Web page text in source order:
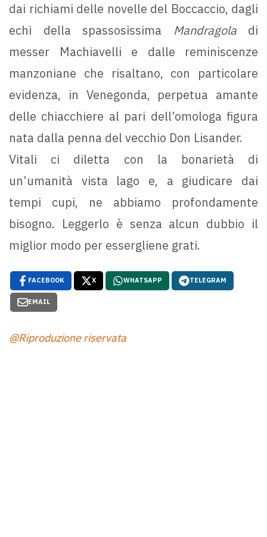
dai richiami delle novelle del Boccaccio, dagli
echi della spassosissima Mandragola di
messer Machiavelli e dalle reminiscenze
manzoniane che risaltano, con particolare
evidenza, in Venegonda, perpetua amante
delle chiacchiere al pari dell’omologa figura
nata dalla penna del vecchio Don Lisander.
Vitali ci diletta con la bonarietà di
un’umanità vista lago e, a giudicare dai
tempi cupi, ne abbiamo profondamente
bisogno. Leggerlo è senza alcun dubbio il
miglior modo per essergliene grati.
FACEBOOK X WHATSAPP TELEGRAM
EMAIL
@Riproduzione riservata